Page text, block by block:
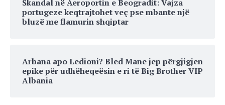
Skandal në Aeroportin e Beogradit: Vajza
portugeze keqtrajtohet veç pse mbante një
bluzë me flamurin shqiptar
Arbana apo Ledioni? Bled Mane jep përgjigjen
epike për udhëheqeësin e ri të Big Brother VIP
Albania